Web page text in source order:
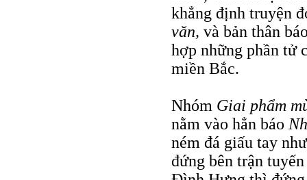
khẳng định truyện
văn, và bản thân
hợp những phần tử
miền Bắc.
Nhóm Giai phẩm
nằm vào hẳn báo
ném đá giấu tay
đứng bên trận